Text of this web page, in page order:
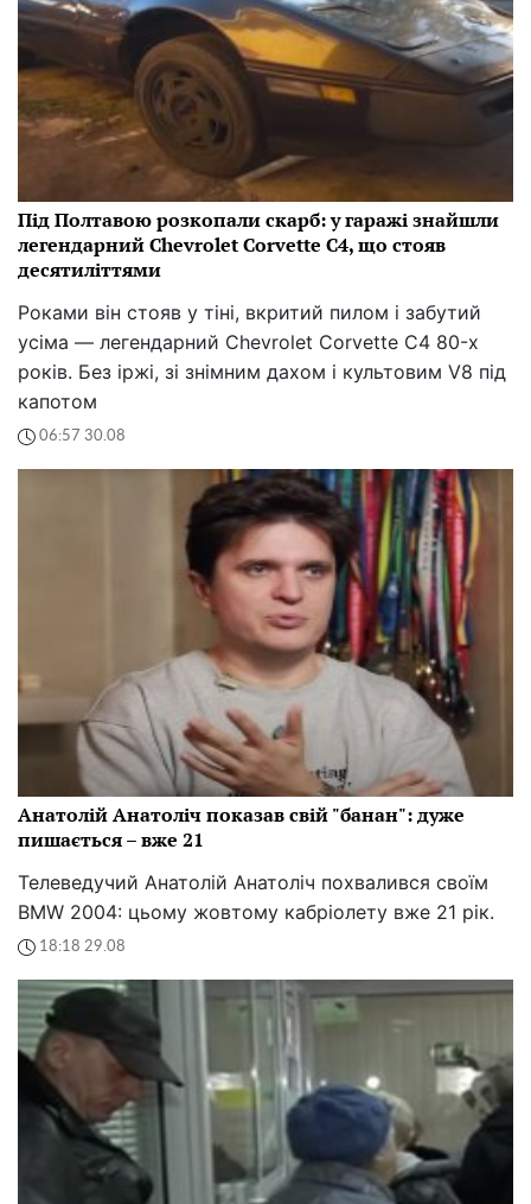
Під Полтавою розкопали скарб: у гаражі знайшли
легендарний Chevrolet Corvette C4, що стояв
десятиліттями
Роками він стояв у тіні, вкритий пилом і забутий
усіма — легендарний Chevrolet Corvette C4 80-х
років. Без іржі, зі знімним дахом і культовим V8 під
капотом
06:57 30.08
Анатолій Анатоліч показав свій "банан": дуже
пишається – вже 21
Телеведучий Анатолій Анатоліч похвалився своїм
BMW 2004: цьому жовтому кабріолету вже 21 рік.
18:18 29.08